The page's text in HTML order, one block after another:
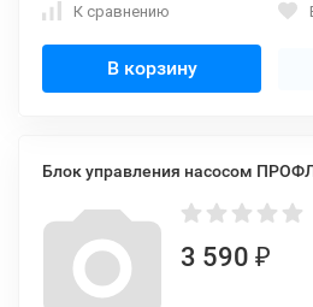
К сравнению
В корзину
Блок управления насосом
3 590 ₽